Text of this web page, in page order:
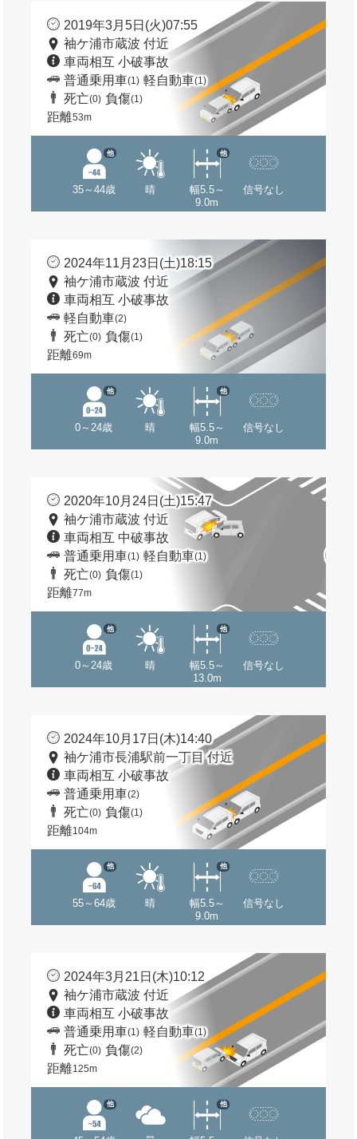
2019年3月5日(火)07:55
袖ケ浦市蔵波 付近
車両相互 小破事故
普通乗用車(1) 軽自動車(1)
死亡(0) 負傷(1)
距離53m
35～44歳
他
晴
幅5.5～
9.0m
他
信号なし
2024年11月23日(土)18:15
袖ケ浦市蔵波 付近
車両相互 小破事故
軽自動車(2)
死亡(0) 負傷(1)
距離69m
0～24歳
他
晴
幅5.5～
9.0m
他
信号なし
2020年10月24日(土)15:47
袖ケ浦市蔵波 付近
車両相互 中破事故
普通乗用車(1) 軽自動車(1)
死亡(0) 負傷(1)
距離77m
0～24歳
他
晴
幅5.5～
13.0m
他
信号なし
2024年10月17日(木)14:40
袖ケ浦市長浦駅前一丁目 付近
車両相互 小破事故
普通乗用車(2)
死亡(0) 負傷(1)
距離104m
55～64歳
他
晴
幅5.5～
9.0m
他
信号なし
2024年3月21日(木)10:12
袖ケ浦市蔵波 付近
車両相互 小破事故
普通乗用車(1) 軽自動車(1)
死亡(0) 負傷(2)
距離125m
他 他